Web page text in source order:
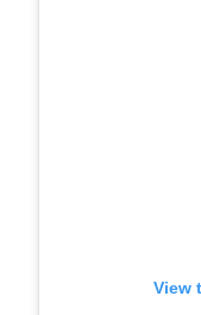
View